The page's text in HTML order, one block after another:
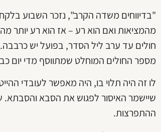
"בדיווחים משדה הקרב", נזכר השבוע
מהמציאות ואם הוא רע – אז הוא רע יותר
חולים עד ערב ליל הסדר, בפועל יש
מספר החולים המוחלט שמתווסף מדי יום
לו זה היה תלוי בו, היה מאפשר לעובדי
שיישמר האיסור לפגוש את הסבא והסבתא.
ההתפרצות.